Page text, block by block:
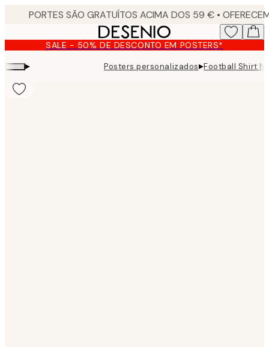
content. SALE - 50% DE DESCONTO EM POSTERS*
▸ Posters personalizados▸Football Shirt